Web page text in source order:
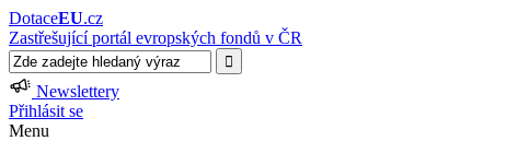
DotaceEU.cz
Zastřešující portál evropských fondů v ČR
Newslettery
Přihlásit se
Menu